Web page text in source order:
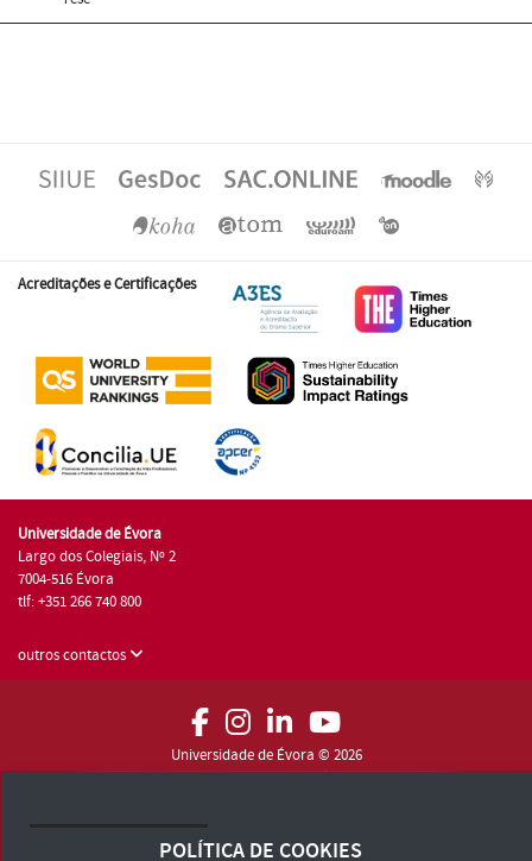
Acreditações e Certificações
Universidade de Évora
Largo dos Colegiais, Nº 2
7004-516 Évora
tlf: +351 266 740 800
outros contactos
Universidade de Évora © 2026
Consulte os Termos e Condições e Política de Privacidade
POLÍTICA DE COOKIES